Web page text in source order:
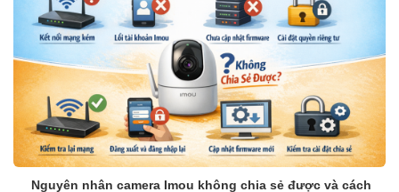
Nguyên nhân camera Imou không chia sẻ được và cách